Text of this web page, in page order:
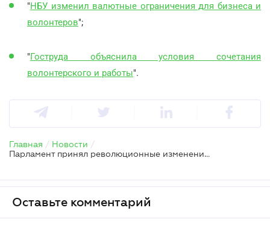
"НБУ изменил валютные ограничения для бизнеса и
волонтеров";
"Гоструда объяснила условия сочетания
волонтерского и работы".
Главная / Новости /
Парламент принял революционные изменения в НКУ по волонтерской деятельности
Оставьте комментарий